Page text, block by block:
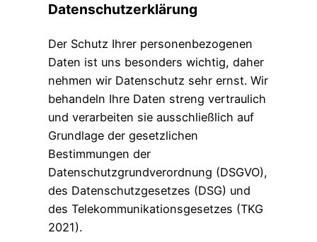
Datenschutzerklärung
Der Schutz Ihrer personenbezogenen
Daten ist uns besonders wichtig, daher
nehmen wir Datenschutz sehr ernst. Wir
behandeln Ihre Daten streng vertraulich
und verarbeiten sie ausschließlich auf
Grundlage der gesetzlichen
Bestimmungen der
Datenschutzgrundverordnung (DSGVO),
des Datenschutzgesetzes (DSG) und
des Telekommunikationsgesetzes (TKG
2021).